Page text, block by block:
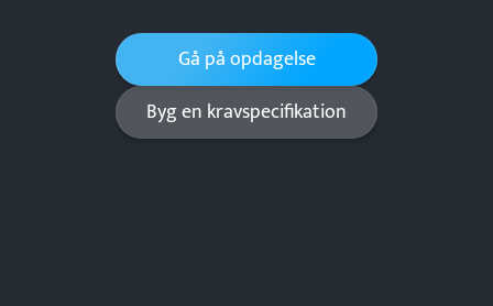
Gå på opdagelse
Byg en kravspecifikation